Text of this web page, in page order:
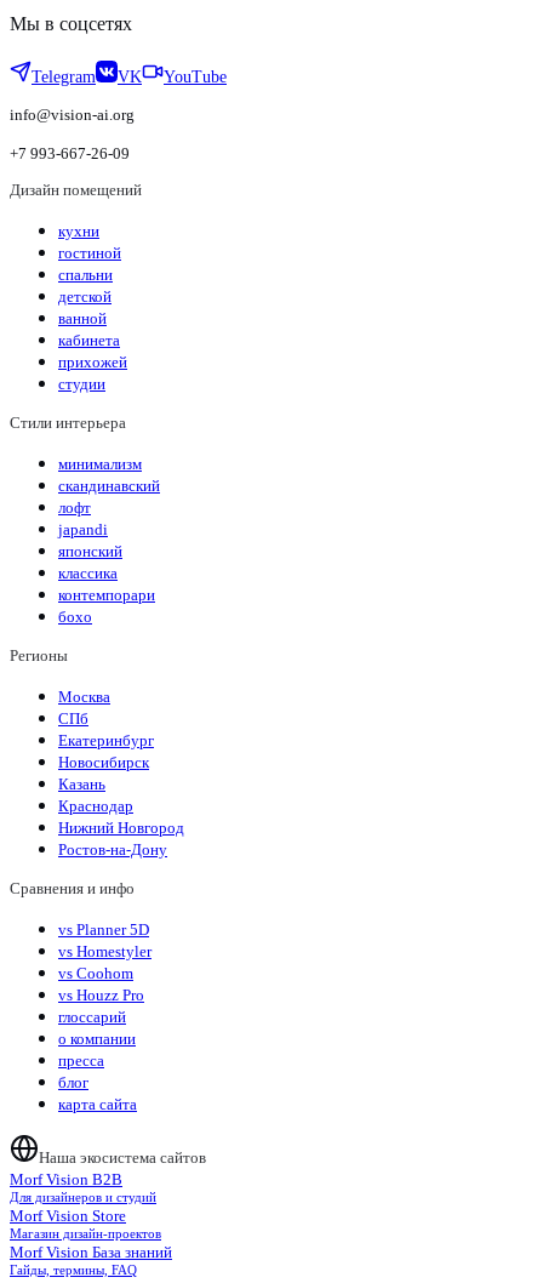
Мы в соцсетях
Telegram VK YouTube
info@vision-ai.org
+7 993-667-26-09
Дизайн помещений
кухни
гостиной
спальни
детской
ванной
кабинета
прихожей
студии
Стили интерьера
минимализм
скандинавский
лофт
japandi
японский
классика
контемпорари
бохо
Регионы
Москва
СПб
Екатеринбург
Новосибирск
Казань
Краснодар
Нижний Новгород
Ростов-на-Дону
Сравнения и инфо
vs Planner 5D
vs Homestyler
vs Coohom
vs Houzz Pro
глоссарий
о компании
пресса
блог
карта сайта
Наша экосистема сайтов
Morf Vision B2B
Для дизайнеров и студий
Morf Vision Store
Магазин дизайн-проектов
Morf Vision База знаний
Гайды, термины, FAQ